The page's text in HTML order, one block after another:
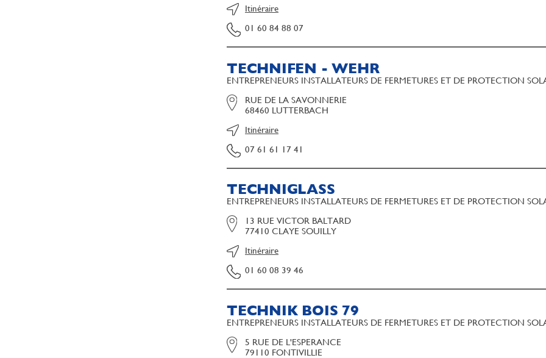
Itinéraire
01 60 84 88 07
TECHNIFEN - WEHR
ENTREPRENEURS INSTALLATEURS DE FERMETURES ET DE PROTECTION
RUE DE LA SAVONNERIE
68460 LUTTERBACH
Itinéraire
07 61 61 17 41
TECHNIGLASS
ENTREPRENEURS INSTALLATEURS DE FERMETURES ET DE PROTECTION
13 RUE VICTOR BALTARD
77410 CLAYE SOUILLY
Itinéraire
01 60 08 39 46
TECHNIK BOIS 79
ENTREPRENEURS INSTALLATEURS DE FERMETURES ET DE PROTECTION
5 RUE DE L'ESPERANCE
79110 FONTIVILLIE